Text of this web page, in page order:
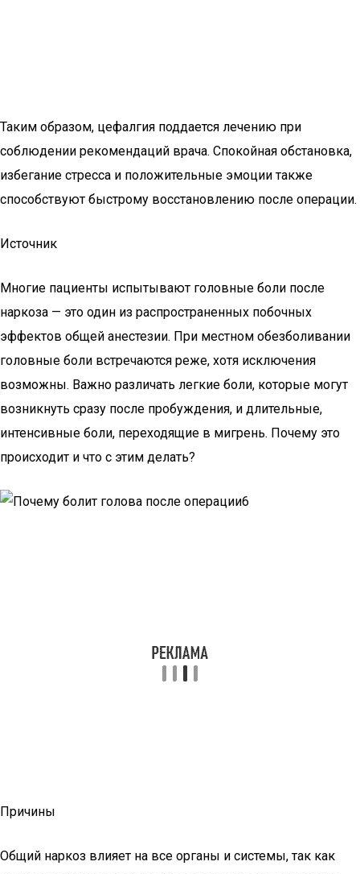
Таким образом, цефалгия поддается лечению при
соблюдении рекомендаций врача. Спокойная обстановка,
избегание стресса и положительные эмоции также
способствуют быстрому восстановлению после операции.
Источник
Многие пациенты испытывают головные боли после
наркоза — это один из распространенных побочных
эффектов общей анестезии. При местном обезболивании
головные боли встречаются реже, хотя исключения
возможны. Важно различать легкие боли, которые могут
возникнуть сразу после пробуждения, и длительные,
интенсивные боли, переходящие в мигрень. Почему это
происходит и что с этим делать?
Причины
Общий наркоз влияет на все органы и системы, так как